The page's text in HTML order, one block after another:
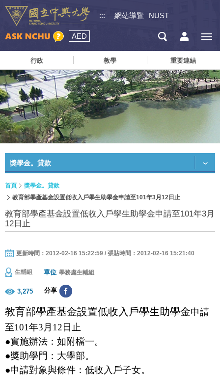
::: 網站導覽 NUST
AED
行政 教學 重要連結
獎學金。貸款
首頁
獎學金。貸款
教育部學產基金設置低收入戶學生助學金申請至101年3月12日止
教育部學產基金設置低收入戶學生助學金申請至101年3月
12日止
更新時間：2012-02-16 15:22:59 / 張貼時間：2012-02-16 15:21:40
生輔組 單位 學務處生輔組
3,275 分享
教育部學產基金設置低收入戶學生助學金申請
至101年3 月 12日止
●實施辦法：如附檔一。
●獎助學門：大學部。
●申請對象與條件：低收入戶子女。